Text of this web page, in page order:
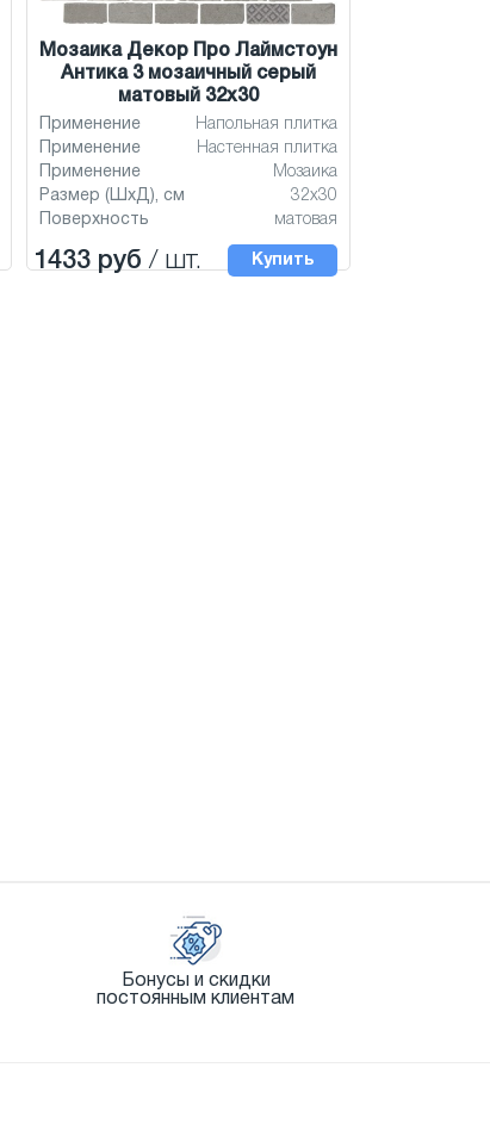
Мозаика Декор Про Лаймстоун
Антика 3 мозаичный серый
матовый 32x30
Применение
Напольная плитка
Применение
Настенная плитка
Применение
Мозаика
Размер (ШхД), см
32x30
Поверхность
матовая
1433 руб / шт. Купить
Бонусы и скидки
постоянным клиентам